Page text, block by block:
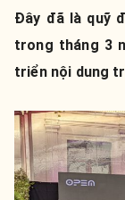
Đây đã là quỹ
trong tháng 3
triển nội dung